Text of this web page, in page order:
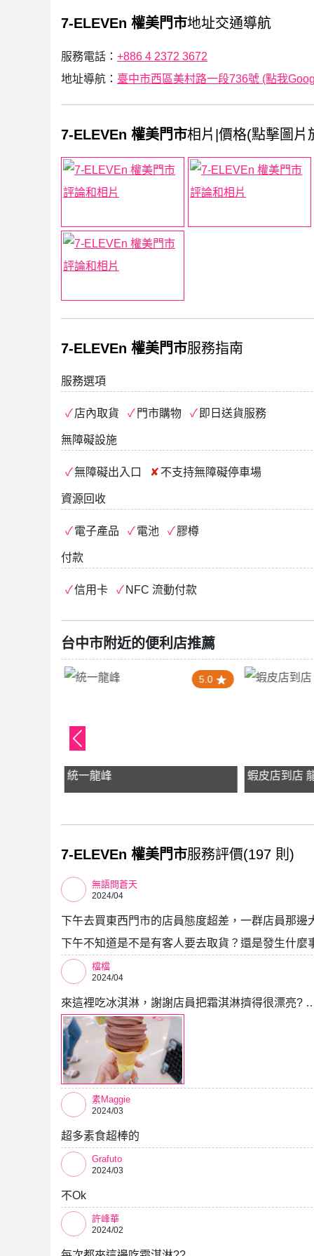
7-ELEVEn 權美門市地址交通導航
服務電話： +886 4 2372 3672
地址導航： 臺中市西區美村路一段736號 (點我
7-ELEVEn 權美門市相片|價格(點擊圖片
7-ELEVEn 權美門市服務指南
服務選項
店內取貨 門市購物 即日送貨服務
無障礙設施
無障礙出入口 不支持無障礙停車場
資源回收
電子產品 電池 膠樽
付款
信用卡 NFC 流動付款
台中市附近的便利店推薦
5.0
統一龍峰 蝦皮店到店
7-ELEVEn 權美門市服務評價(197 則)
無語問蒼天
2024/04
下午去買東西門市的店員態度超差，一群店員那邊
下午不知道是不是有客人要去取貨？還是發生什
檔檔
2024/04
來這裡吃冰淇淋，謝謝店員把霜淇淋擠得很漂亮?
素Maggie
2024/03
超多素食超棒的
Grafuto
2024/03
不Ok
許峰華
2024/02